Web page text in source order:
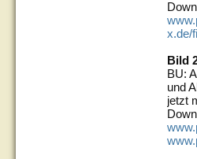
x.de/
Bild
BU:
und
jetzt